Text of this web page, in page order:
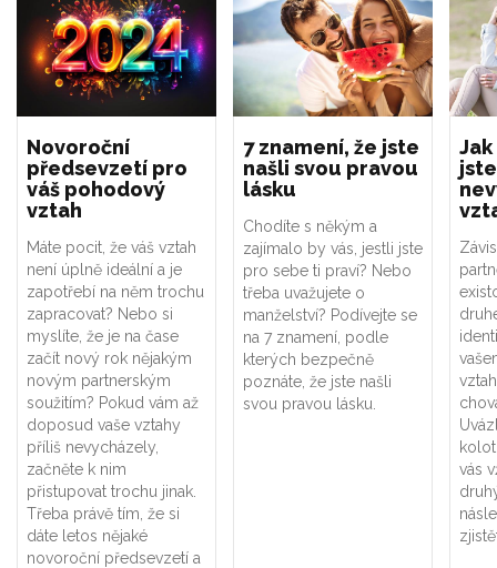
Novoroční
předsevzetí pro
váš pohodový
vztah
Máte pocit, že váš vztah
není úplně ideální a je
zapotřebí na něm trochu
zapracovat? Nebo si
myslíte, že je na čase
začít nový rok nějakým
novým partnerským
soužitím? Pokud vám až
doposud vaše vztahy
příliš nevycházely,
začněte k nim
přistupovat trochu jinak.
Třeba právě tím, že si
dáte letos nějaké
novoroční předsevzetí a
7 znamení, že jste
našli svou pravou
lásku
Chodíte s někým a
zajímalo by vás, jestli jste
pro sebe ti praví? Nebo
třeba uvažujete o
manželství? Podívejte se
na 7 znamení, podle
kterých bezpečně
poznáte, že jste našli
svou pravou lásku.
vás